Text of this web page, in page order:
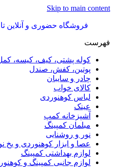
Skip to main content
فروشگاه حضوری و آنلاین
فهرست
کوله پشتی، کیف، کیسه،
پوتین، کفش، صندل
چادر و سایبان
کالای خواب
لباس کوهنوردی
عینک
آشپزخانه کمپ
مبلمان کمپینگ
نور و روشنایی
عصا و ابزار کوهنوردی و یخ
لوازم بهداشتی کمپینگ
لوازم جانبی کمپینگ و